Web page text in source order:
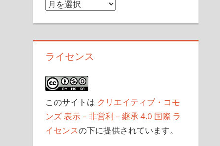
ア
ブ
ライセンス
このサイトは クリエイティブ・コモ
ンズ 表示 – 非営利 – 継承 4.0 国際 ラ
イセンスの下に提供されています。